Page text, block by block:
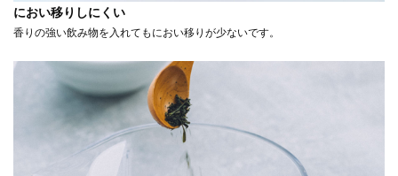
におい移りしにくい
香りの強い飲み物を入れてもにおい移りが少ないです。